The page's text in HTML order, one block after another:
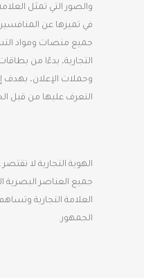
والصور التي تمثل
في تميزها عن
جميع منصات ومواد
التجارية، بدءًا من
وحملات الإعلان،
التعرف عليها من قبل
الهوية التجارية لا
جميع العناصر
العلامة التجارية
الجمهور.